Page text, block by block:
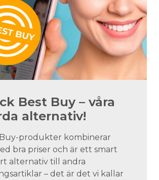
Best Buy – våra
alternativ!
Buy-produkter kombinerar
bra priser och är ett smart
alternativ till andra
– det är det vi kallar